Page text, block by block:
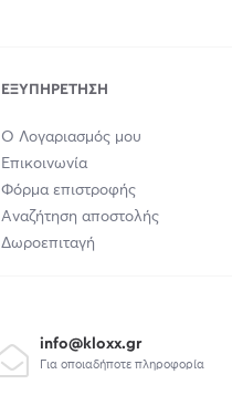
ΕΞΥΠΗΡΈΤΗΣΗ
Ο Λογαριασμός μου
Επικοινωνία
Φόρμα επιστροφής
Αναζήτηση αποστολής
Δωροεπιταγή
info@kloxx.gr
Για οποιαδήποτε πληροφορία